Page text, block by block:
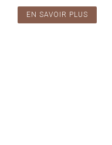
EN SAVOIR PLUS